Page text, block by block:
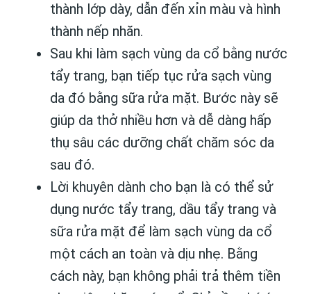
thành lớp dày, dẫn đến xỉn màu và hình
thành nếp nhăn.
Sau khi làm sạch vùng da cổ bằng nước
tẩy trang, bạn tiếp tục rửa sạch vùng
da đó bằng sữa rửa mặt. Bước này sẽ
giúp da thở nhiều hơn và dễ dàng hấp
thụ sâu các dưỡng chất chăm sóc da
sau đó.
Lời khuyên dành cho bạn là có thể sử
dụng nước tẩy trang, dầu tẩy trang và
sữa rửa mặt để làm sạch vùng da cổ
một cách an toàn và dịu nhẹ. Bằng
cách này, bạn không phải trả thêm tiền